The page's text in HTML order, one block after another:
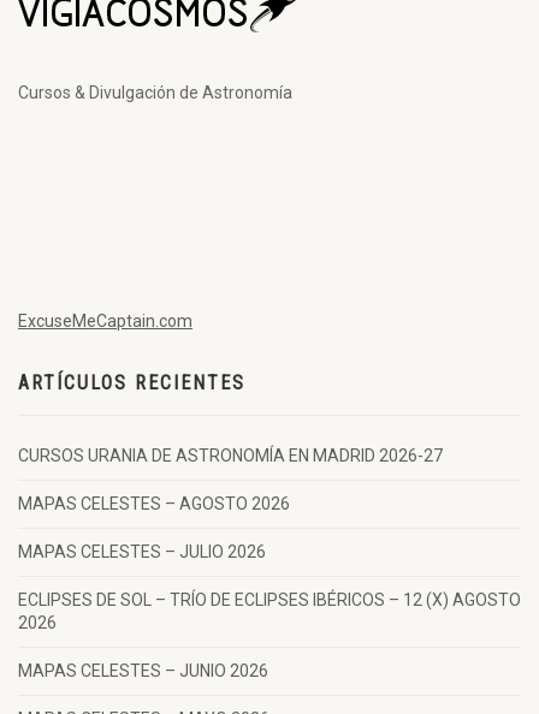
Cursos & Divulgación de Astronomía
ExcuseMeCaptain.com
ARTÍCULOS RECIENTES
CURSOS URANIA DE ASTRONOMÍA EN MADRID 2026-27
MAPAS CELESTES – AGOSTO 2026
MAPAS CELESTES – JULIO 2026
ECLIPSES DE SOL – TRÍO DE ECLIPSES IBÉRICOS – 12 (X) AGOSTO
2026
MAPAS CELESTES – JUNIO 2026